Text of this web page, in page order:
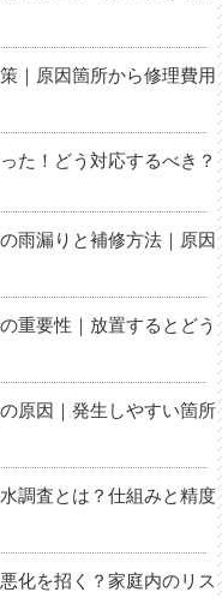
｜原因箇所から修理費用
た！どう対応するべき？
雨漏りと補修方法｜原因
重要性｜放置するとどう
原因｜発生しやすい箇所
調査とは？仕組みと精度
化を招く？家庭内のリス